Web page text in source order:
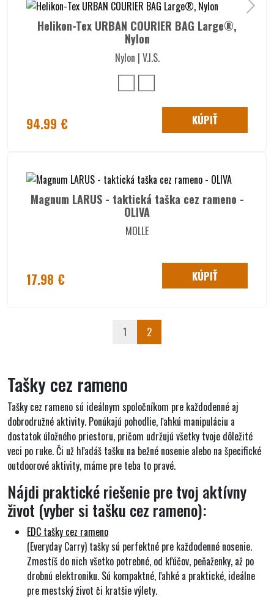
Helikon-Tex URBAN COURIER BAG Large®,
Nylon
Nylon | V.I.S.
94.99 € KÚPIŤ
Magnum LARUS - taktická taška cez rameno -
OLIVA
MOLLE
17.98 € KÚPIŤ
1 2
Tašky cez rameno
Tašky cez rameno sú ideálnym spoločníkom pre každodenné aj
dobrodružné aktivity. Ponúkajú pohodlie, ľahkú manipuláciu a
dostatok úložného priestoru, pričom udržujú všetky tvoje dôležité
veci po ruke. Či už hľadáš tašku na bežné nosenie alebo na špecifické
outdoorové aktivity, máme pre teba to pravé.
Nájdi praktické riešenie pre tvoj aktívny
život (vyber si tašku cez rameno):
EDC tašky cez rameno
(Everyday Carry) tašky sú perfektné pre každodenné nosenie.
Zmestíš do nich všetko potrebné, od kľúčov, peňaženky, až po
drobnú elektroniku. Sú kompaktné, ľahké a praktické, ideálne
pre mestský život či kratšie výlety.